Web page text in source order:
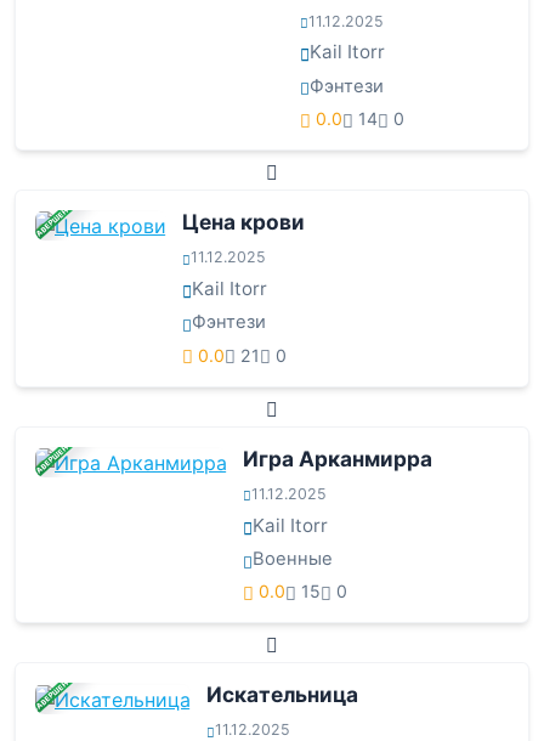
11.12.2025
Kail Itorr
Фэнтези
0.0 14 0
ЗАВЕРШЕНА Цена крови
11.12.2025
Kail Itorr
Фэнтези
0.0 21 0
ЗАВЕРШЕНА Игра Арканмирра
11.12.2025
Kail Itorr
Военные
0.0 15 0
ЗАВЕРШЕНА Искательница
11.12.2025